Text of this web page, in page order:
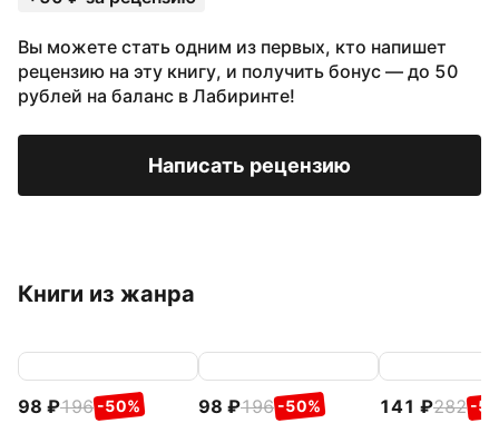
Вы можете стать одним из первых, кто напишет
рецензию на эту книгу, и получить бонус — до 50
рублей на баланс в Лабиринте!
Написать рецензию
Книги из жанра
98 196 -50% 98 196 -50% 141 282 -